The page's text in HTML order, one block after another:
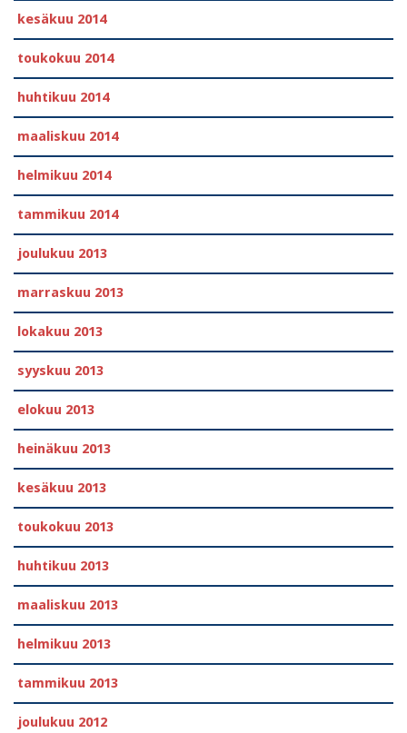
kesäkuu 2014
toukokuu 2014
huhtikuu 2014
maaliskuu 2014
helmikuu 2014
tammikuu 2014
joulukuu 2013
marraskuu 2013
lokakuu 2013
syyskuu 2013
elokuu 2013
heinäkuu 2013
kesäkuu 2013
toukokuu 2013
huhtikuu 2013
maaliskuu 2013
helmikuu 2013
tammikuu 2013
joulukuu 2012